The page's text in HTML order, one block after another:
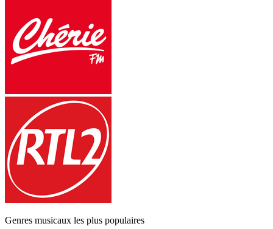
Genres musicaux les plus populaires